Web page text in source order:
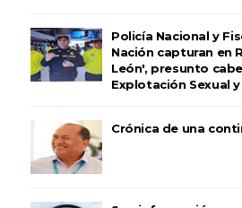
Policía Nacional y
Nación capturan en
León', presunto
Explotación Sexual
Crónica de una